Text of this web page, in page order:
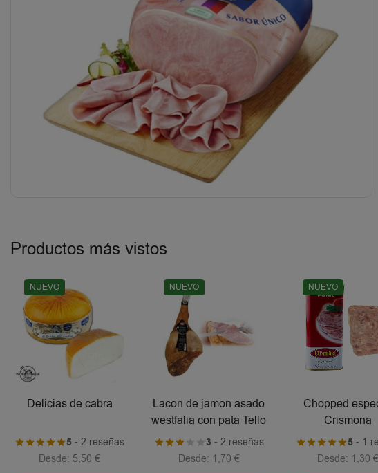
Productos más vistos
NUEVO
Delicias de cabra
5 - 2 reseñas
Desde: 5,50€
NUEVO
Lacon de jamon asado
westfalia con pata Tello
3 - 2 reseñas
Desde: 1,70 €
NUEVO
Chopped
Crismona
5- 1
Desde: 1,30€